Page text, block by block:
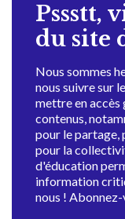
Pssstt,
du site
Nous sommes
nous suivre sur
mettre en accès
contenus,
pour le
pour la
d'éducation
information
nous !